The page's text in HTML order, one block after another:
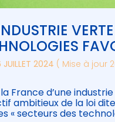
JUILLET 2024 ( Mise à jour
France d’une
ambitieux de la loi
« secteurs des